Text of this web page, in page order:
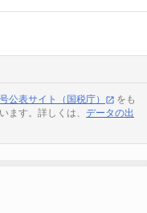
公表サイト（国税庁）
をも
ます。詳しくは、 データの出